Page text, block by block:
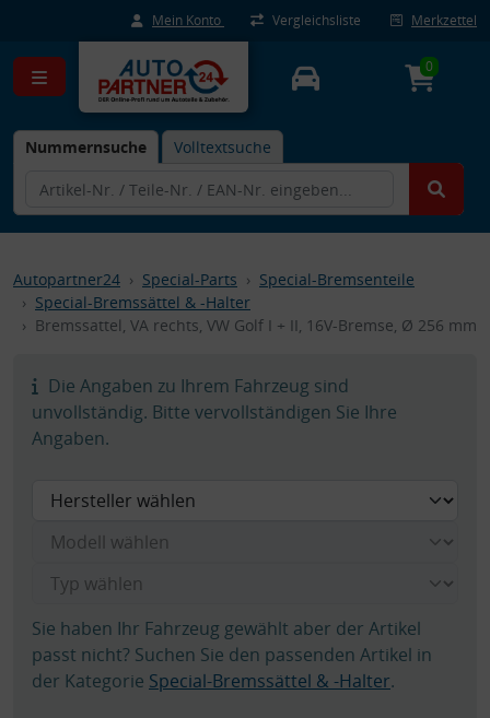
Mein Konto Vergleichsliste Merkzettel
Nummernsuche Volltextsuche
0
Autopartner24 Special-Parts
Special-Bremsenteile
Special-Bremssättel & -Halter
Bremssattel, VA rechts, VW Golf I + II, 16V-Bremse, Ø 256 mm
Die Angaben zu Ihrem Fahrzeug sind
unvollständig. Bitte vervollständigen Sie Ihre
Angaben.
Sie haben Ihr Fahrzeug gewählt aber der Artikel
passt nicht? Suchen Sie den passenden Artikel in
der Kategorie Special-Bremssättel & -Halter.